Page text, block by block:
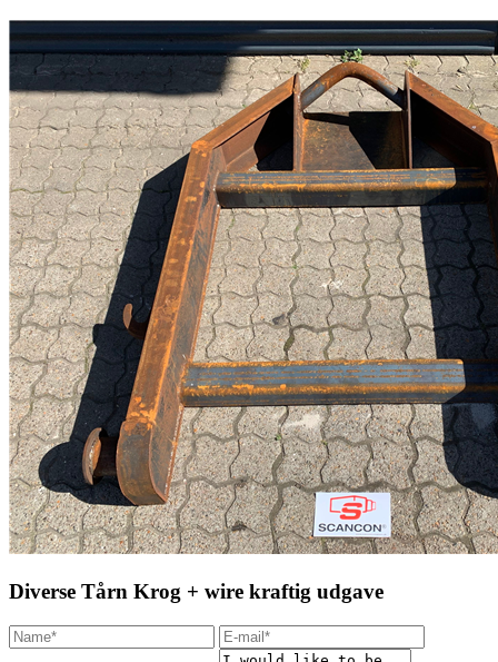
Diverse Tårn Krog + wire kraftig udgave